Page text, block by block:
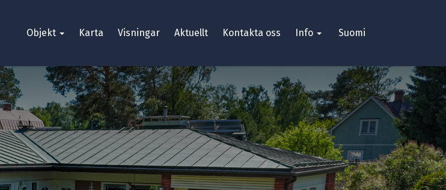
Objekt Karta Visningar Aktuellt Kontakta oss Info Suomi